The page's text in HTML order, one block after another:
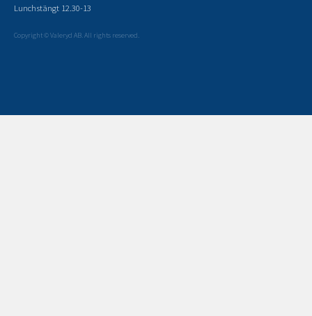
Lunchstängt 12.30-13
Copyright © Valeryd AB. All rights reserved.